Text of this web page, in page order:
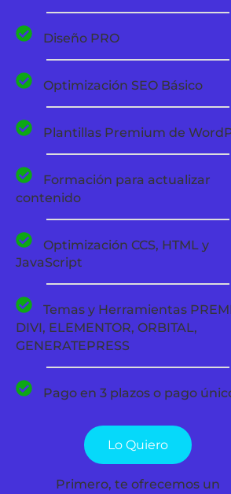
Diseño PRO
Optimización SEO Básico
Plantillas Premium de
Formación para actualizar
contenido
Optimización CCS, HTML y
JavaScript
Temas y Herramientas
DIVI, ELEMENTOR, ORBITAL,
GENERATEPRESS
Pago en 3 plazos o pago
Lo Quiero
Primero, te ofrecemos un